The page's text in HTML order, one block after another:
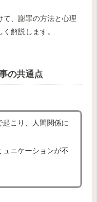
て、謝罪の方法と心理
解説します。
の共通点
こり、人間関係に
ニケーションが不